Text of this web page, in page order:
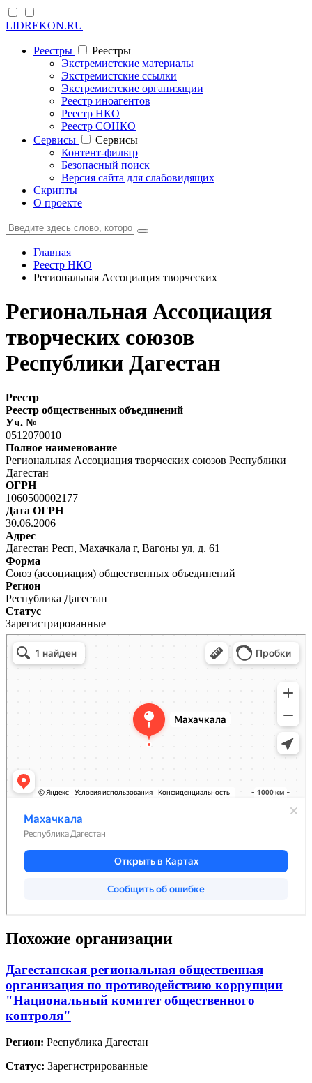
LIDREKON.RU
Реестры
Реестры
Экстремистские материалы
Экстремистские ссылки
Экстремистские организации
Реестр иноагентов
Реестр НКО
Реестр СОНКО
Cервисы
Cервисы
Контент-фильтр
Безопасный поиск
Версия сайта для слабовидящих
Скрипты
О проекте
Главная
Реестр НКО
Региональная Ассоциация творческих
Региональная Ассоциация
творческих союзов
Республики Дагестан
Реестр
Реестр общественных объединений
Уч. №
0512070010
Полное наименование
Региональная Ассоциация творческих союзов Республики
Дагестан
ОГРН
1060500002177
Дата ОГРН
30.06.2006
Адрес
Дагестан Респ, Махачкала г, Вагоны ул, д. 61
Форма
Союз (ассоциация) общественных объединений
Регион
Республика Дагестан
Статус
Зарегистрированные
Похожие организации
Дагестанская региональная общественная
организация по противодействию коррупции
"Национальный комитет общественного
контроля"
Регион: Республика Дагестан
Статус: Зарегистрированные